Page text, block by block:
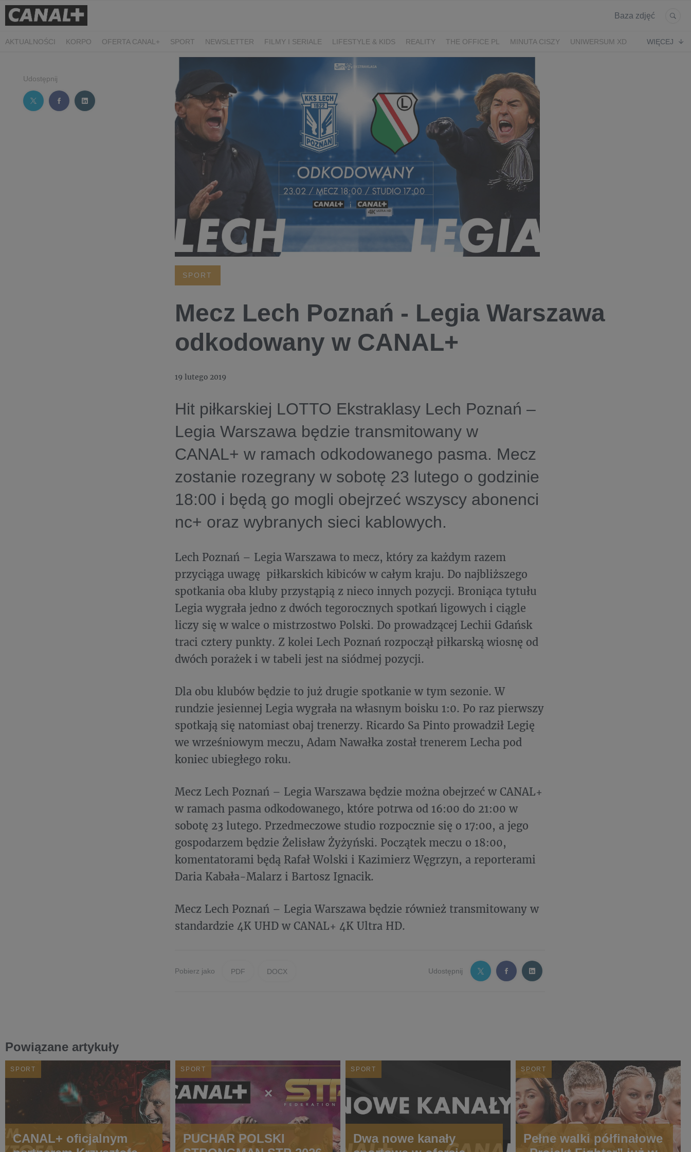
Baza zdjęć
AKTUALNOŚCI KORPO OFERTA CANAL+ SPORT NEWSLETTER FILMY I SERIALE LIFESTYLE & KIDS REALITY THE OFFICE PL MINUTA CISZY
UNIWERSUM XD
ALGORYTM MIŁOŚCI KIEDY ŚLUB? BELFER SORTOWNIA KLANGOR WILK KRUK
POWRÓT
PLANETA SINGLI. OSIEM HISTORII
WIĘCEJ
Udostępnij
SPORT
Mecz Lech Poznań - Legia Warszawa
odkodowany w CANAL+
19 lutego 2019
Hit piłkarskiej LOTTO Ekstraklasy Lech Poznań –
Legia Warszawa będzie transmitowany w
CANAL+ w ramach odkodowanego pasma. Mecz
zostanie rozegrany w sobotę 23 lutego o godzinie
18:00 i będą go mogli obejrzeć wszyscy abonenci
nc+ oraz wybranych sieci kablowych.
Lech Poznań – Legia Warszawa to mecz, który za każdym razem
przyciąga uwagę piłkarskich kibiców w całym kraju. Do najbliższego
spotkania oba kluby przystąpią z nieco innych pozycji. Broniąca tytułu
Legia wygrała jedno z dwóch tegorocznych spotkań ligowych i ciągle
liczy się w walce o mistrzostwo Polski. Do prowadzącej Lechii Gdańsk
traci cztery punkty. Z kolei Lech Poznań rozpoczął piłkarską wiosnę od
dwóch porażek i w tabeli jest na siódmej pozycji.
Dla obu klubów będzie to już drugie spotkanie w tym sezonie. W
rundzie jesiennej Legia wygrała na własnym boisku 1:0. Po raz pierwszy
spotkają się natomiast obaj trenerzy. Ricardo Sa Pinto prowadził Legię
we wrześniowym meczu, Adam Nawałka został trenerem Lecha pod
koniec ubiegłego roku.
Mecz Lech Poznań – Legia Warszawa będzie można obejrzeć w CANAL+
w ramach pasma odkodowanego, które potrwa od 16:00 do 21:00 w
sobotę 23 lutego. Przedmeczowe studio rozpocznie się o 17:00, a jego
gospodarzem będzie Żelisław Żyżyński. Początek meczu o 18:00,
komentatorami będą Rafał Wolski i Kazimierz Węgrzyn, a reporterami
Daria Kabała-Malarz i Bartosz Ignacik.
Mecz Lech Poznań – Legia Warszawa będzie również transmitowany w
standardzie 4K UHD w CANAL+ 4K Ultra HD.
Pobierz jako PDF DOCX Udostępnij
Powiązane artykuły
SPORT
CANAL+ oficjalnym
SPORT
PUCHAR POLSKI
SPORT
Dwa nowe kanały
SPORT
Pełne walki półfinałowe